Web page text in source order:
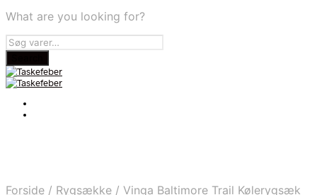
What are you looking for?
Forside / Rygsække / Vinga Baltimore Trail Kølerygsæk